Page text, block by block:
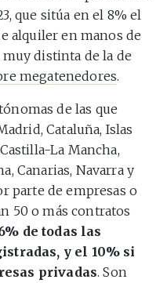
que sitúa en el 8% el
alquiler en manos de
distinta de la de
megatenedores.
de las que
Cataluña, Islas
La Mancha,
Canarias, Navarra y
parte de empresas o
50 o más contratos
de todas las
y el 10% si
privadas. Son